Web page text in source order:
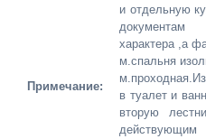
Примечание:
и отдельную
документам
характера ,а
м.спальня
в туалет и
вторую